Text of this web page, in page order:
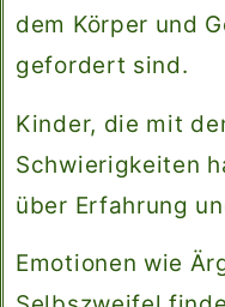
dem Körper und
gefordert sind.
Kinder, die mit
Schwierigkeiten
über Erfahrung
Emotionen wie